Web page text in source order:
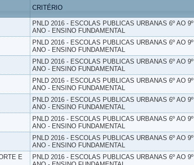
CRITÉRIO
PNLD 2016 - ESCOLAS PUBLICAS URBANAS 6º AO 9º
ANO - ENSINO FUNDAMENTAL
PNLD 2016 - ESCOLAS PUBLICAS URBANAS 6º AO 9º
ANO - ENSINO FUNDAMENTAL
PNLD 2016 - ESCOLAS PUBLICAS URBANAS 6º AO 9º
ANO - ENSINO FUNDAMENTAL
PNLD 2016 - ESCOLAS PUBLICAS URBANAS 6º AO 9º
ANO - ENSINO FUNDAMENTAL
PNLD 2016 - ESCOLAS PUBLICAS URBANAS 6º AO 9º
ANO - ENSINO FUNDAMENTAL
PNLD 2016 - ESCOLAS PUBLICAS URBANAS 6º AO 9º
ANO - ENSINO FUNDAMENTAL
PNLD 2016 - ESCOLAS PUBLICAS URBANAS 6º AO 9º
ANO - ENSINO FUNDAMENTAL
E
PNLD 2016 - ESCOLAS PUBLICAS URBANAS 6º AO 9º